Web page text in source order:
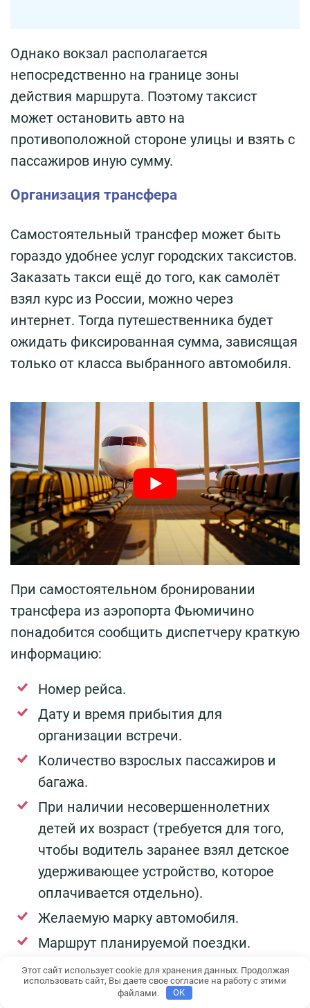
Однако вокзал располагается
непосредственно на границе зоны
действия маршрута. Поэтому таксист
может остановить авто на
противоположной стороне улицы и взять с
пассажиров иную сумму.
Организация трансфера
Самостоятельный трансфер может быть
гораздо удобнее услуг городских таксистов.
Заказать такси ещё до того, как самолёт
взял курс из России, можно через
интернет. Тогда путешественника будет
ожидать фиксированная сумма, зависящая
только от класса выбранного автомобиля.
При самостоятельном бронировании
трансфера из аэропорта Фьюмичино
понадобится сообщить диспетчеру краткую
информацию:
Номер рейса.
Дату и время прибытия для
организации встречи.
Количество взрослых пассажиров и
багажа.
При наличии несовершеннолетних
детей их возраст (требуется для того,
чтобы водитель заранее взял детское
удерживающее устройство, которое
оплачивается отдельно).
Желаемую марку автомобиля.
Маршрут планируемой поездки.
Расчет стоимости и заказ трансфера
Этот сайт использует cookie для хранения данных. Продолжая
использовать сайт, Вы даете свое согласие на работу с этими
файлами.
OK